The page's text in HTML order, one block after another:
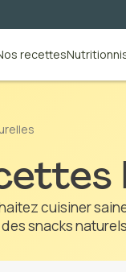
recettes
cuisiner
snacks